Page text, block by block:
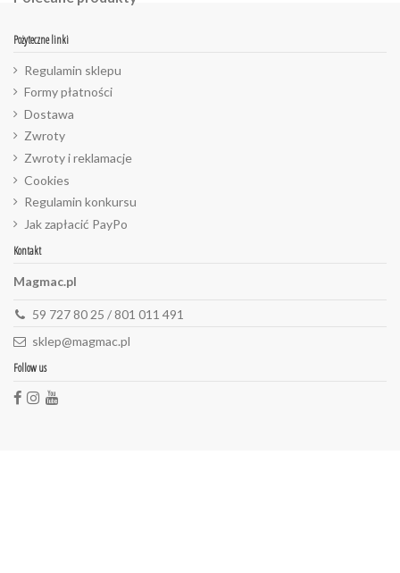
Pożyteczne linki
Regulamin sklepu
Formy płatności
Dostawa
Zwroty
Zwroty i reklamacje
Cookies
Regulamin konkursu
Jak zapłacić PayPo
Kontakt
Magmac.pl
59 727 80 25 / 801 011 491
sklep@magmac.pl
Follow us